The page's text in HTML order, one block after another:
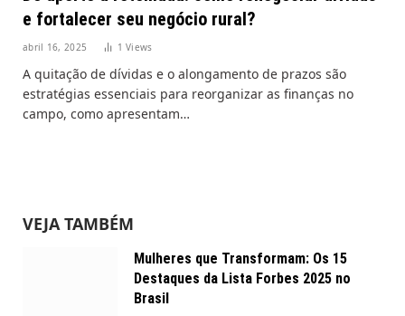
e fortalecer seu negócio rural?
abril 16, 2025 1Views
A quitação de dívidas e o alongamento de prazos são
estratégias essenciais para reorganizar as finanças no
campo, como apresentam…
VEJA TAMBÉM
Mulheres que Transformam: Os 15
Destaques da Lista Forbes 2025 no
Brasil